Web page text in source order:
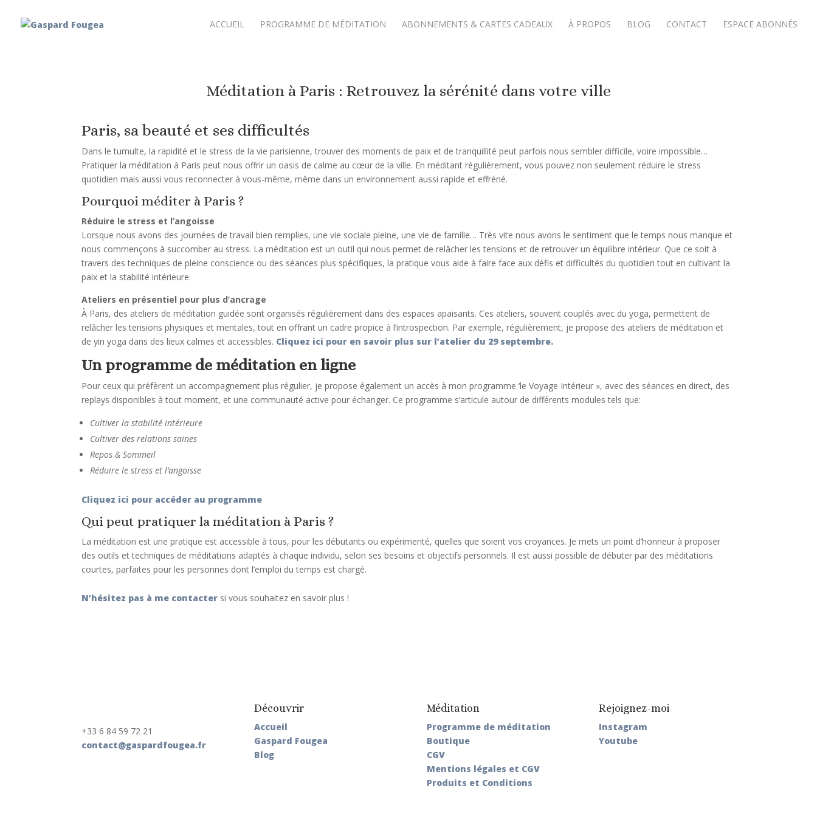
ACCUEIL PROGRAMME DE MÉDITATION ABONNEMENTS & CARTES CADEAUX À PROPOS BLOG CONTACT ESPACE ABONNÉS
Méditation à Paris : Retrouvez la sérénité dans votre ville
Paris, sa beauté et ses difficultés
Dans le tumulte, la rapidité et le stress de la vie parisienne, trouver des moments de paix et de tranquillité peut parfois nous sembler difficile, voire impossible…
Pratiquer la méditation à Paris peut nous offrir un oasis de calme au cœur de la ville. En méditant régulièrement, vous pouvez non seulement réduire le stress
quotidien mais aussi vous reconnecter à vous-même, même dans un environnement aussi rapide et effréné.
Pourquoi méditer à Paris ?
Réduire le stress et l’angoisse
Lorsque nous avons des journées de travail bien remplies, une vie sociale pleine, une vie de famille… Très vite nous avons le sentiment que le temps nous manque et
nous commençons à succomber au stress. La méditation est un outil qui nous permet de relâcher les tensions et de retrouver un équilibre intérieur. Que ce soit à
travers des techniques de pleine conscience ou des séances plus spécifiques, la pratique vous aide à faire face aux défis et difficultés du quotidien tout en cultivant la
paix et la stabilité intérieure.
Ateliers en présentiel pour plus d’ancrage
À Paris, des ateliers de méditation guidée sont organisés régulièrement dans des espaces apaisants. Ces ateliers, souvent couplés avec du yoga, permettent de
relâcher les tensions physiques et mentales, tout en offrant un cadre propice à l’introspection. Par exemple, régulièrement, je propose des ateliers de méditation et
de yin yoga dans des lieux calmes et accessibles​. Cliquez ici pour en savoir plus sur l’atelier du 29 septembre.
Un programme de méditation en ligne
Pour ceux qui préfèrent un accompagnement plus régulier, je propose également un accès à mon programme ‘le Voyage Intérieur », avec des séances en direct, des
replays disponibles à tout moment, et une communauté active pour échanger. Ce programme s’articule autour de différents modules tels que:
Cultiver la stabilité intérieure
Cultiver des relations saines
Repos & Sommeil
Réduire le stress et l’angoisse
Cliquez ici pour accéder au programme
Qui peut pratiquer la méditation à Paris ?
La méditation est une pratique est accessible à tous, pour les débutants ou expérimenté, quelles que soient vos croyances. Je mets un point d’honneur à proposer
des outils et techniques de méditations adaptés à chaque individu, selon ses besoins et objectifs personnels. Il est aussi possible de débuter par des méditations
courtes, parfaites pour les personnes dont l’emploi du temps est chargé​.
N’hésitez pas à me contacter si vous souhaitez en savoir plus !
+33 6 84 59 72 21
contact@gaspardfougea.fr
Découvrir
Accueil
Gaspard Fougea
Blog
Méditation
Programme de méditation
Boutique
CGV
Mentions légales et CGV
Produits et Conditions
Rejoignez-moi
Instagram
Youtube